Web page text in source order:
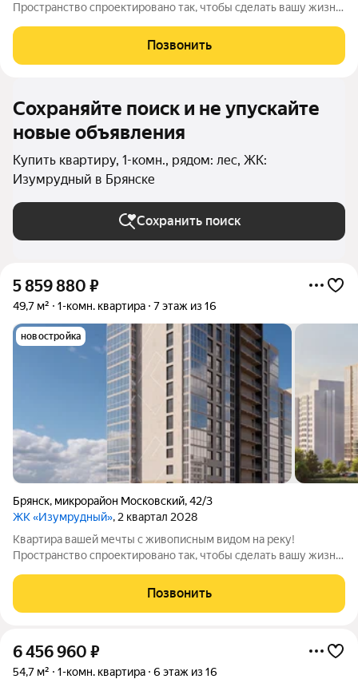
Пространство спроектировано так, чтобы сделать вашу жизнь
просторные квартиры: с удобной планировкой и большими
панорамными окнами. Подберите
Позвонить
Сохраняйте поиск и не упускайте
новые объявления
Купить квартиру, 1-комн., рядом: лес, ЖК:
Изумрудный в Брянске
Сохранить поиск
5 859 880 ₽
49,7 м² 1-комн. квартира 7 этаж из 16
новостройка
Брянск, микрорайон Московский,42/3
ЖК «Изумрудный», 2 квартал 2028
Квартира вашей мечты с живописным видом на реку!
Пространство спроектировано так, чтобы сделать вашу жизнь
просторные квартиры: с удачными планировками и большими
панорамными окнами. Подберите
Позвонить
6 456 960 ₽
54,7 м² 1-комн. квартира 6 этаж из 16